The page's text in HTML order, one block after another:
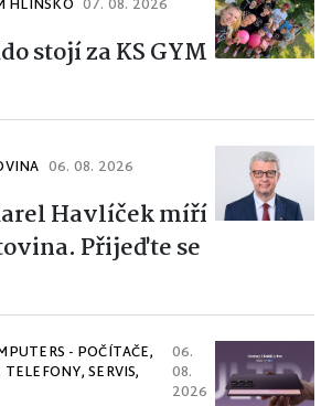
HLINSKO 07. 08. 2026
stojí za KS GYM
06. 08. 2026
Havlíček míří
Přijeďte se
- POČÍTAČE,
SERVIS,
06.
08.
2026